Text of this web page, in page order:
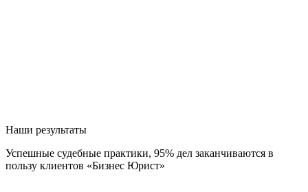
Наши результаты
Успешные судебные практики, 95% дел заканчиваются в
пользу клиентов «Бизнес Юрист»